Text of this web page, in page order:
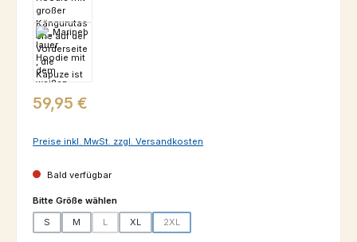
Regulärer Preis:
59,95 €
Preise inkl. MwSt. zzgl. Versandkosten
Bald verfügbar
Bitte Größe wählenauswählen
S M L XL 2XL